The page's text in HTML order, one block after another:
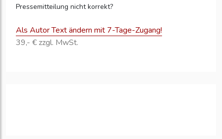
Pressemitteilung nicht korrekt?
Als Autor Text ändern mit 7-Tage-Zugang!
39,- € zzgl. MwSt.